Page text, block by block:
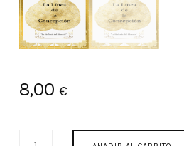
8,00 €